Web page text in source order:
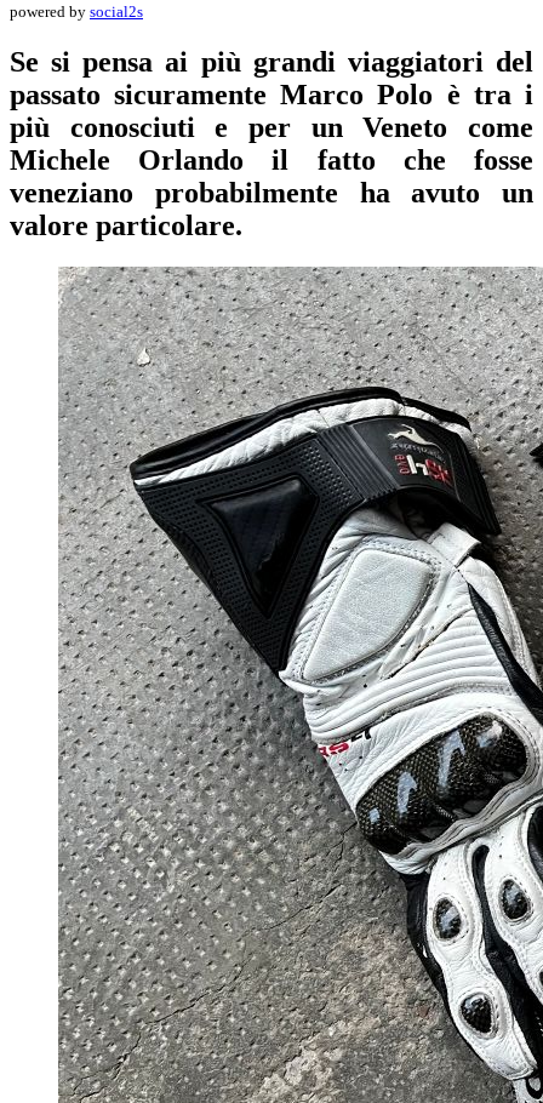
powered by social2s
Se si pensa ai più grandi viaggiatori del
passato sicuramente Marco Polo è tra i
più conosciuti e per un Veneto come
Michele Orlando il fatto che fosse
veneziano probabilmente ha avuto un
valore particolare.